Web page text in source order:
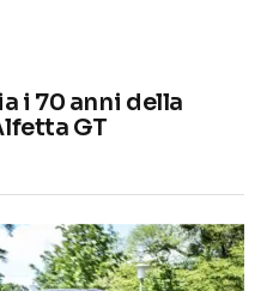
i 70 anni della
GT